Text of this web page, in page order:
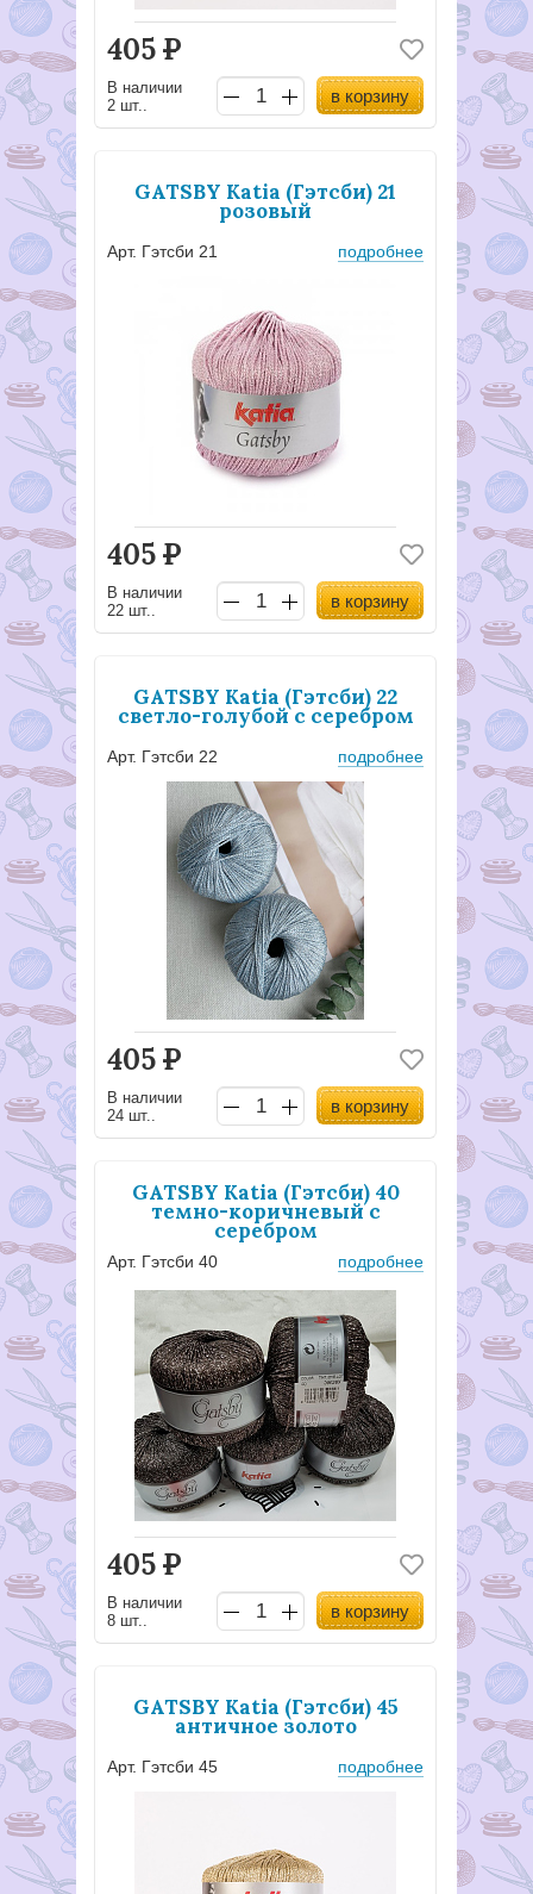
405Р
В наличии
2 шт..
в корзину
GATSBY Katia (Гэтсби) 21
розовый
Арт. Гэтсби 21 подробнее
405Р
В наличии
22 шт..
в корзину
GATSBY Katia (Гэтсби) 22
светло-голубой с серебром
Арт. Гэтсби 22 подробнее
405Р
В наличии
24 шт..
в корзину
GATSBY Katia (Гэтсби) 40
темно-коричневый с
серебром
Арт. Гэтсби 40 подробнее
405Р
В наличии
8 шт..
в корзину
GATSBY Katia (Гэтсби) 45
античное золото
Арт. Гэтсби 45 подробнее